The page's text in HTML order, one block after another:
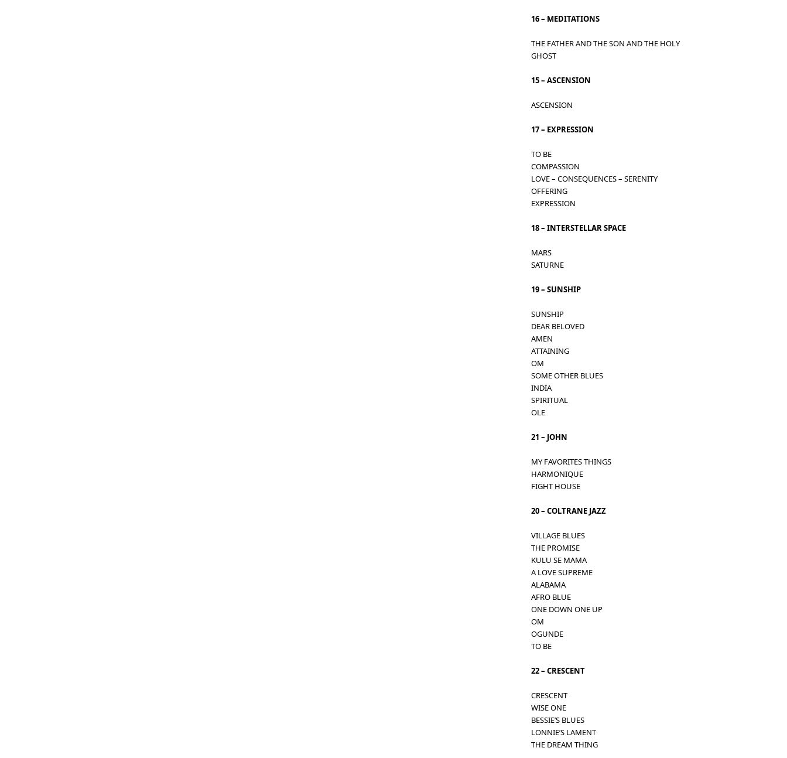
16 – MEDITATIONS
THE FATHER AND THE SON AND THE HOLY
GHOST
15 – ASCENSION
ASCENSION
17 – EXPRESSION
TO BE
COMPASSION
LOVE – CONSEQUENCES – SERENITY
OFFERING
EXPRESSION
18 – INTERSTELLAR SPACE
MARS
SATURNE
19 – SUNSHIP
SUNSHIP
DEAR BELOVED
AMEN
ATTAINING
OM
SOME OTHER BLUES
INDIA
SPIRITUAL
OLE
21 – JOHN
MY FAVORITES THINGS
HARMONIQUE
FIGHT HOUSE
20 – COLTRANE JAZZ
VILLAGE BLUES
THE PROMISE
KULU SE MAMA
A LOVE SUPREME
ALABAMA
AFRO BLUE
ONE DOWN ONE UP
OM
OGUNDE
TO BE
22 – CRESCENT
CRESCENT
WISE ONE
BESSIE’S BLUES
LONNIE’S LAMENT
THE DREAM THING